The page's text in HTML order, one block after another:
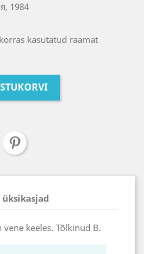
1984
kasutatud raamat
üksikasjad
keeles. Tõlkinud B.